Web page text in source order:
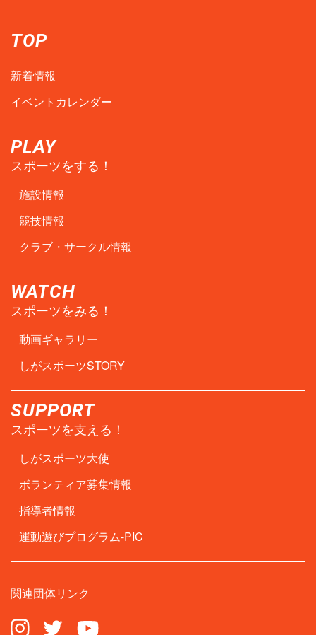
TOP
新着情報
イベントカレンダー
PLAY
スポーツをする！
施設情報
競技情報
クラブ・サークル情報
WATCH
スポーツをみる！
動画ギャラリー
しがスポーツSTORY
SUPPORT
スポーツを支える！
しがスポーツ大使
ボランティア募集情報
指導者情報
運動遊びプログラム-PIC
関連団体リンク